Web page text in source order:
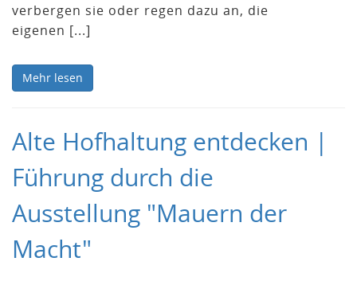
verbergen sie oder regen dazu an, die
eigenen [...]
Mehr lesen
Alte Hofhaltung entdecken |
Führung durch die
Ausstellung "Mauern der
Macht"